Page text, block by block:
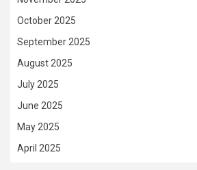
October 2025
September 2025
August 2025
July 2025
June 2025
May 2025
April 2025